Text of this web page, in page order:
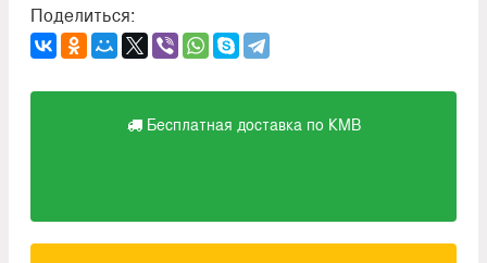
Поделиться:
Бесплатная доставка по КМВ